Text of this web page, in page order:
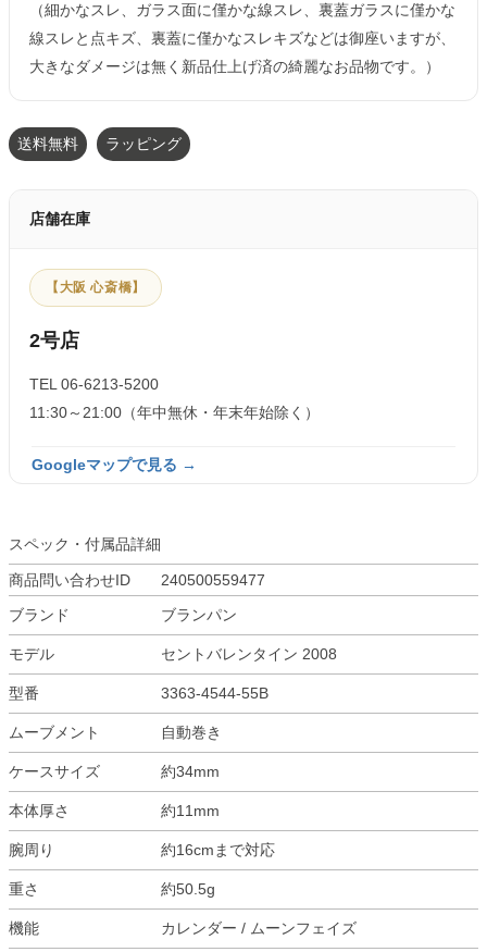
（細かなスレ、ガラス面に僅かな線スレ、裏蓋ガラスに僅かな
線スレと点キズ、裏蓋に僅かなスレキズなどは御座いますが、
大きなダメージは無く新品仕上げ済の綺麗なお品物です。）
送料無料 ラッピング
店舗在庫
【大阪 心斎橋】
2号店
TEL 06-6213-5200
11:30～21:00（年中無休・年末年始除く）
Googleマップで見る →
スペック・付属品詳細
商品問い合わせID
240500559477
ブランド
ブランパン
モデル セントバレンタイン 2008
型番 3363-4544-55B
ムーブメント 自動巻き
ケースサイズ 約34mm
本体厚さ 約11mm
腕周り 約16cmまで対応
重さ 約50.5g
機能 カレンダー / ムーンフェイズ